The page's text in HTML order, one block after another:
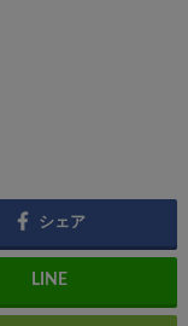
シェア